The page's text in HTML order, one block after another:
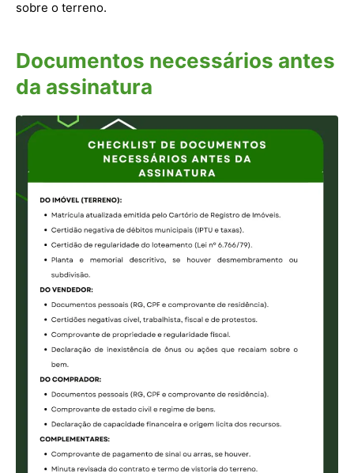
sobre o terreno.
Documentos necessários antes
da assinatura